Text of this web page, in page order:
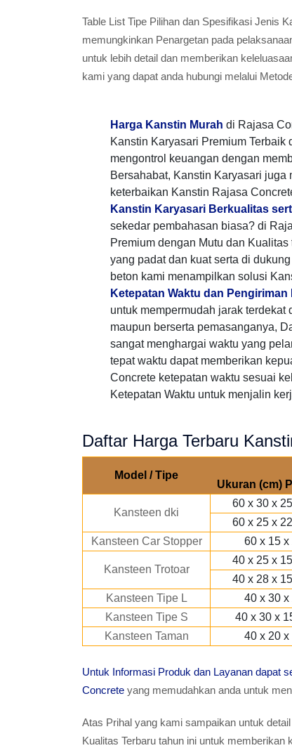
Table List Tipe Pilihan dan Spesifikasi Jenis
memungkinkan Penargetan pada
untuk lebih detail dan memberikan
kami yang dapat anda hubungi melalui
Harga Kanstin Murah di Rajasa
Kanstin Karyasari Premium
mengontrol keuangan dengan
Bersahabat, Kanstin Karyasari
keterbaikan Kanstin Rajasa
Kanstin Karyasari Berkualitas
sekedar pembahasan biasa? di
Premium dengan Mutu dan
yang padat dan kuat serta di
beton kami menampilkan solusi
Ketepatan Waktu dan Pengiriman
untuk mempermudah jarak
maupun berserta pemasanganya,
sangat menghargai waktu yang
tepat waktu dapat memberikan
Concrete ketepatan waktu sesuai
Ketepatan Waktu untuk menjalin
Daftar Harga Terbaru
Model / Tipe
Ukuran (cm)
Kansteen dki
60 x 30 x
60 x 25 x
Kansteen Car Stopper
60 x 15 x
Kansteen Trotoar
40 x 25 x
40 x 28 x
Kansteen Tipe L
40 x 30 x
Kansteen Tipe S
40 x 30 x
Kansteen Taman
40 x 20 x
Untuk Informasi Produk dan Layanan dapat
Concrete yang memudahkan anda untuk
Atas Prihal yang kami sampaikan untuk
Kualitas Terbaru tahun ini untuk